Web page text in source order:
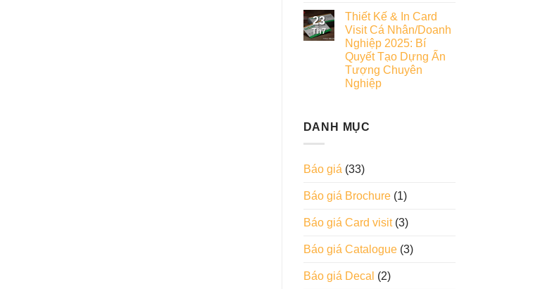
23
Th7
Thiết Kế & In Card
Visit Cá Nhân/Doanh
Nghiệp 2025: Bí
Quyết Tạo Dựng Ấn
Tượng Chuyên
Nghiệp
DANH MỤC
Báo giá (33)
Báo giá Brochure(1)
Báo giá Card visit(3)
Báo giá Catalogue(3)
Báo giá Decal (2)